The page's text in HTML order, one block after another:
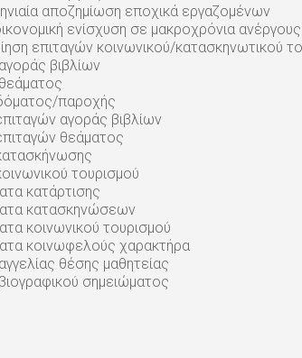
αποζημίωση εποχικά εργαζομένων
ενίσχυση σε μακροχρόνια ανέργους
επιταγών κοινωνικού/κατασκηνωτικού
βιβλίων
παροχής
αγοράς βιβλίων
θεάματος
τουρισμού
κατάρτισης
κατασκηνώσεων
κοινωνικού τουρισμού
κοινωφελούς χαρακτήρα
θέσης μαθητείας
σημειώματος